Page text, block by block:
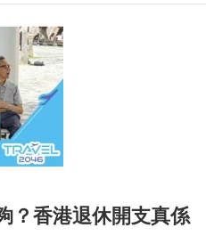
？香港退休開支真係